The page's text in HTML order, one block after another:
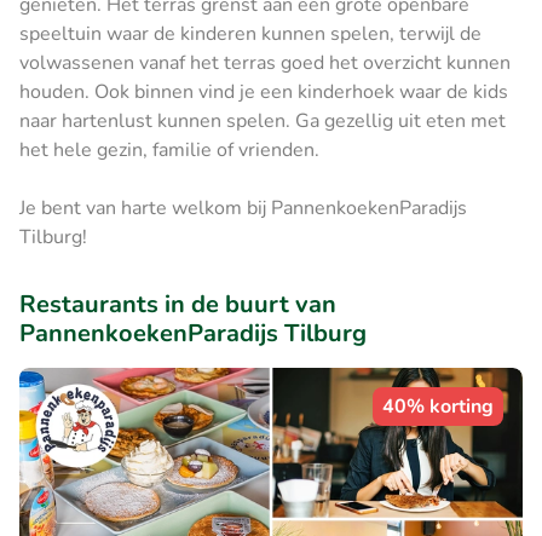
speeltuin waar de kinderen kunnen spelen, terwijl de
volwassenen vanaf het terras goed het overzicht kunnen
houden. Ook binnen vind je een kinderhoek waar de kids
naar hartenlust kunnen spelen. Ga gezellig uit eten met
het hele gezin, familie of vrienden.
Je bent van harte welkom bij PannenkoekenParadijs
Tilburg!
Restaurants in de buurt van
PannenkoekenParadijs Tilburg
40% korting